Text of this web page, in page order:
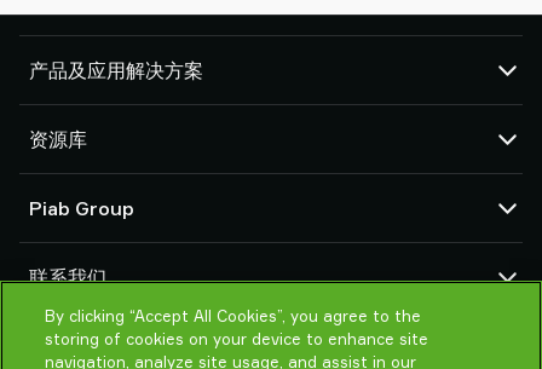
产品及应用解决方案
吸盘和软爪
机器人臂端工具 (EOAT) 部件
机器人和 Cobot 抓取解决方案
系统和解决方案配件
粉末和大颗粒物品真空输送机
资源库
产品在线配置
货物销售通用条款
隐私声明
Piab Group
组织结构
行为准则
Piab 新闻
联系我们
联系我们
找寻Piab 伙伴
By clicking “Accept All Cookies”, you agree to the
storing of cookies on your device to enhance site
navigation, analyze site usage, and assist in our